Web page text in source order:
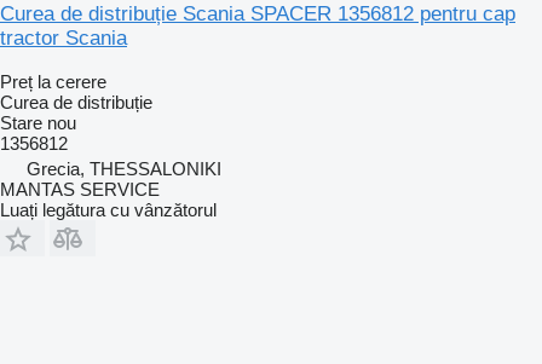
Curea de distribuție Scania SPACER 1356812 pentru cap
tractor Scania
Preț la cerere
Curea de distribuție
Stare nou
1356812
Grecia, THESSALONIKI
MANTAS SERVICE
Luați legătura cu vânzătorul